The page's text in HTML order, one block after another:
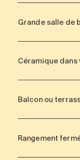
Grande salle de
Céramique dans
Balcon ou
Rangement